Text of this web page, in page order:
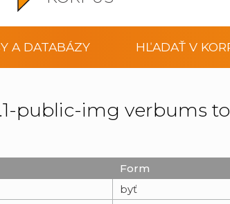
A DATABÁZY HĽADAŤ V
public-img verbums
Form
byť